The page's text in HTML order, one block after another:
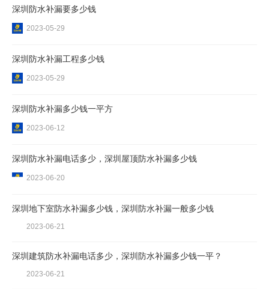
深圳防水补漏要多少钱
2023-05-29
深圳防水补漏工程多少钱
2023-05-29
深圳防水补漏多少钱一平方
2023-06-12
深圳防水补漏电话多少，深圳屋顶防水补漏多少钱
2023-06-20
深圳地下室防水补漏多少钱，深圳防水补漏一般多少钱
2023-06-21
深圳建筑防水补漏电话多少，深圳防水补漏多少钱一平？
2023-06-21